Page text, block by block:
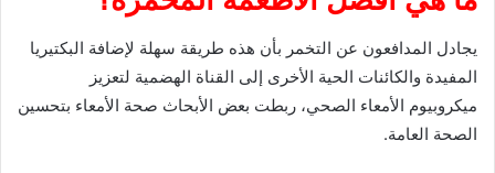
يجادل المدافعون عن التخمر بأن هذه طريقة سهلة لإضافة البكتيريا
المفيدة والكائنات الحية الأخرى إلى القناة الهضمية لتعزيز
ميكروبيوم الأمعاء الصحي، ربطت بعض الأبحاث صحة الأمعاء بتحسين
الصحة العامة.